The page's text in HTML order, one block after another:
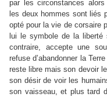
par les circonstances alors
les deux hommes sont liés
opté pour la vie de corsaire
lui le symbole de la liberté
contraire, accepte une
refuse d’abandonner la
reste libre mais son devoir
son désir de voir les
son vaisseau, et plus tard